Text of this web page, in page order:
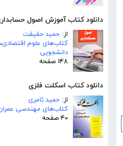
دانلود کتاب آموزش اصول
از: حمید حقیقت
کتاب‌های علوم اقتصادی،
دانشجویی
۱۴۸ صفحه
دانلود کتاب اسکلت فلزی
از: حمید ثامری
کتاب‌های مهندسی
۴۰ صفحه